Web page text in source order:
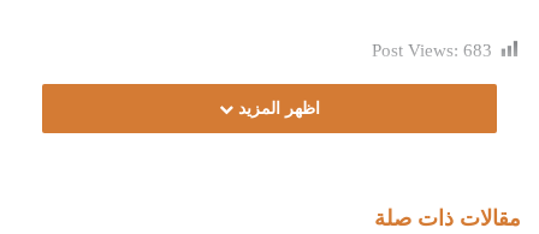
Post Views: 683
اظهر المزيد
مقالات ذات صلة